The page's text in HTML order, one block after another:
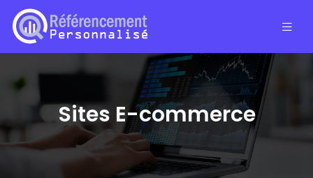
Sites E-commerce